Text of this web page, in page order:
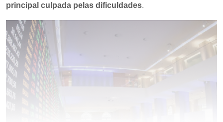
principal culpada pelas dificuldades.